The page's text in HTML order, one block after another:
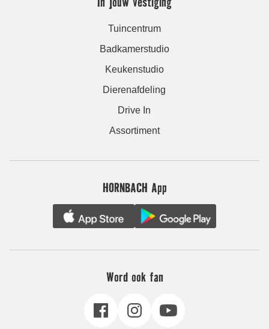
Tuincentrum
Badkamerstudio
Keukenstudio
Dierenafdeling
Drive In
Assortiment
HORNBACH App
Word ook fan